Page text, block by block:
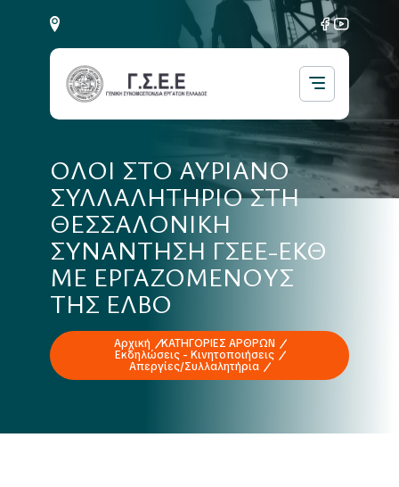
ΟΛΟΙ ΣΤΟ ΑΥΡΙΑΝΟ
ΣΥΛΛΑΛΗΤΗΡΙΟ ΣΤΗ
ΘΕΣΣΑΛΟΝΙΚΗ
ΣΥΝΑΝΤΗΣΗ ΓΣΕΕ-ΕΚΘ
ΜΕ ΕΡΓΑΖΟΜΕΝΟΥΣ
ΤΗΣ ΕΛΒΟ
Αρχική
ΚΑΤΗΓΟΡΙΕΣ ΑΡΘΡΩΝ
Εκδηλώσεις - Κινητοποιήσεις
Απεργίες/Συλλαλητήρια